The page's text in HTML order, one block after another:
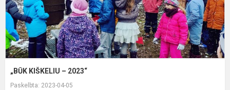
„BŪK KIŠKELIU – 2023“
Paskelbta: 2023-04-05